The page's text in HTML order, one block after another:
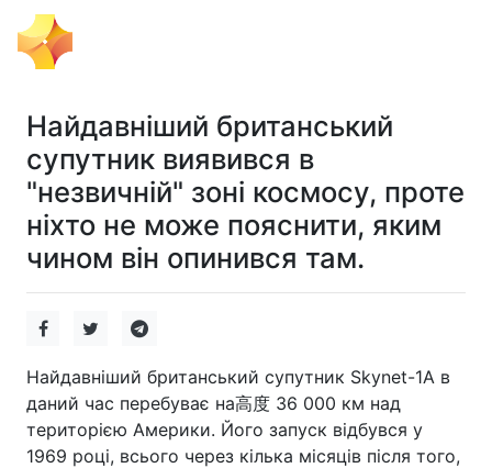
Найдавніший британський
супутник виявився в
"незвичній" зоні космосу, проте
ніхто не може пояснити, яким
чином він опинився там.
Найдавніший британський супутник Skynet-1A в
даний час перебуває на高度 36 000 км над
територією Америки. Його запуск відбувся у
1969 році, всього через кілька місяців після того,